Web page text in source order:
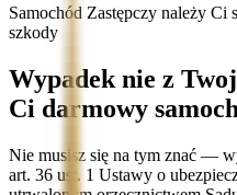
Samochód Zastępczy należy Ci
szkody
Wypadek nie z
Ci darmowy
Nie musisz się na tym znać —
art. 36 ust. 1 Ustawy o